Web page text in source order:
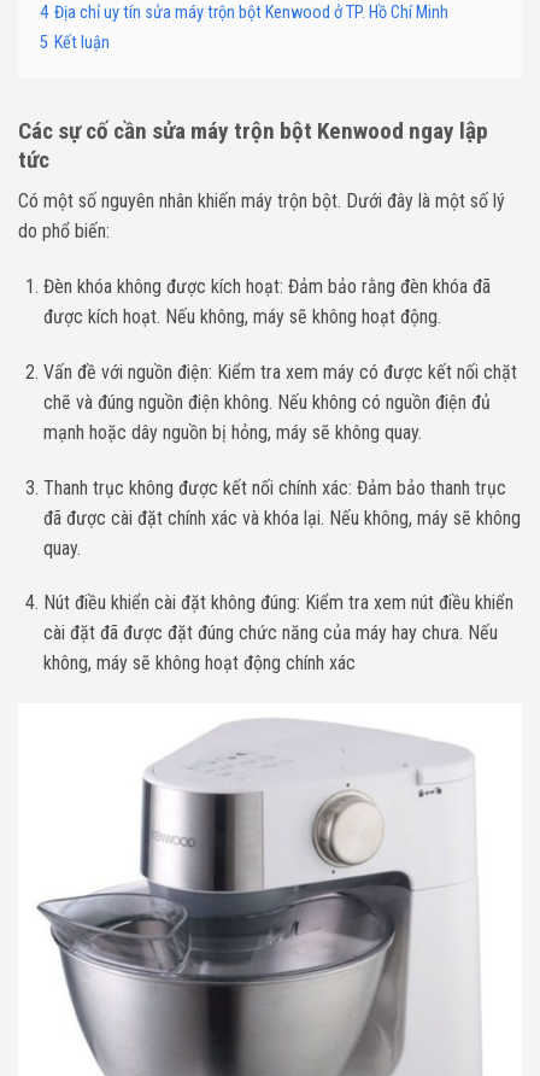
4 Địa chỉ uy tín sửa máy trộn bột Kenwood ở TP. Hồ Chí Minh
5 Kết luận
Các sự cố cần sửa máy trộn bột Kenwood ngay lập
tức
Có một số nguyên nhân khiến máy trộn bột. Dưới đây là một số lý
do phổ biến:
Đèn khóa không được kích hoạt: Đảm bảo rằng đèn khóa đã
được kích hoạt. Nếu không, máy sẽ không hoạt động.
Vấn đề với nguồn điện: Kiểm tra xem máy có được kết nối chặt
chẽ và đúng nguồn điện không. Nếu không có nguồn điện đủ
mạnh hoặc dây nguồn bị hỏng, máy sẽ không quay.
Thanh trục không được kết nối chính xác: Đảm bảo thanh trục
đã được cài đặt chính xác và khóa lại. Nếu không, máy sẽ không
quay.
Nút điều khiển cài đặt không đúng: Kiểm tra xem nút điều khiển
cài đặt đã được đặt đúng chức năng của máy hay chưa. Nếu
không, máy sẽ không hoạt động chính xác